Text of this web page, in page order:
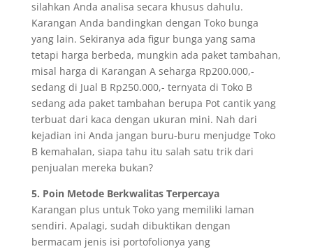
silahkan Anda analisa secara khusus dahulu.
Karangan Anda bandingkan dengan Toko bunga
yang lain. Sekiranya ada figur bunga yang sama
tetapi harga berbeda, mungkin ada paket tambahan,
misal harga di Karangan A seharga Rp200.000,-
sedang di Jual B Rp250.000,- ternyata di Toko B
sedang ada paket tambahan berupa Pot cantik yang
terbuat dari kaca dengan ukuran mini. Nah dari
kejadian ini Anda jangan buru-buru menjudge Toko
B kemahalan, siapa tahu itu salah satu trik dari
penjualan mereka bukan?
5. Poin Metode Berkwalitas Terpercaya
Karangan plus untuk Toko yang memiliki laman
sendiri. Apalagi, sudah dibuktikan dengan
bermacam jenis isi portofolionya yang